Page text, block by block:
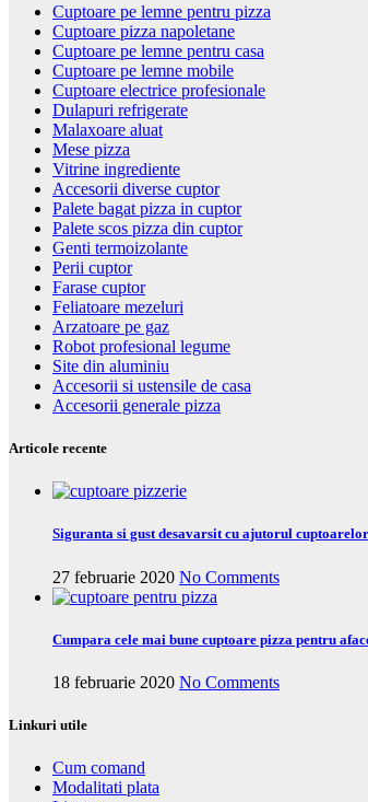
Cuptoare pe lemne pentru pizza
Cuptoare pizza napoletane
Cuptoare pe lemne pentru casa
Cuptoare pe lemne mobile
Cuptoare electrice profesionale
Dulapuri refrigerate
Malaxoare aluat
Mese pizza
Vitrine ingrediente
Accesorii diverse cuptor
Palete bagat pizza in cuptor
Palete scos pizza din cuptor
Genti termoizolante
Perii cuptor
Farase cuptor
Feliatoare mezeluri
Arzatoare pe gaz
Robot profesional legume
Site din aluminiu
Accesorii si ustensile de casa
Accesorii generale pizza
Articole recente
Siguranta si gust desavarsit cu ajutorul
27 februarie 2020 No Comments
Cumpara cele mai bune cuptoare pizza pentru
18 februarie 2020 No Comments
Linkuri utile
Cum comand
Modalitati plata